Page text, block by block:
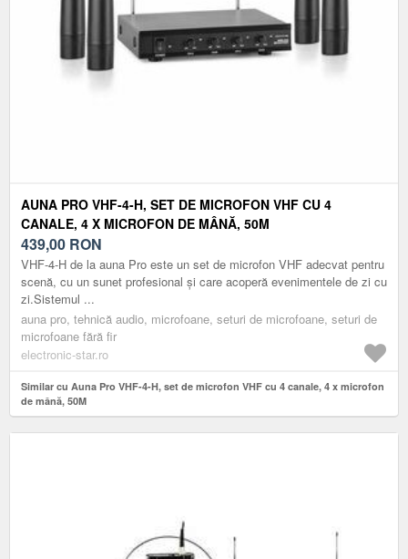
AUNA PRO VHF-4-H, SET DE MICROFON VHF CU 4
CANALE, 4 X MICROFON DE MÂNĂ, 50M
439,00 RON
VHF-4-H de la auna Pro este un set de microfon VHF adecvat pentru
scenă, cu un sunet profesional și care acoperă evenimentele de zi cu
zi.Sistemul ...
auna pro, tehnică audio, microfoane, seturi de microfoane, seturi de
microfoane fără fir
electronic-star.ro
Similar cu Auna Pro VHF-4-H, set de microfon VHF cu 4 canale, 4 x microfon
de mână, 50M